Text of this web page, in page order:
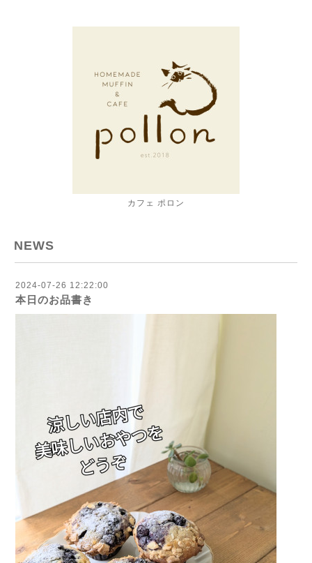
カフェ ポロン
NEWS
2024-07-26 12:22:00
本日のお品書き